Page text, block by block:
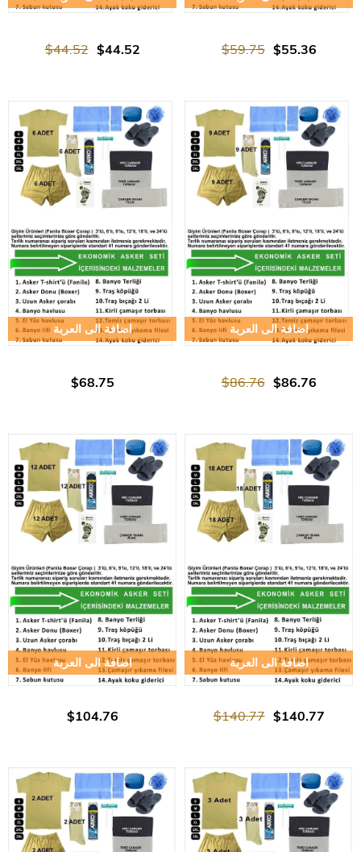
$44.52
$44.52 $55.36
$59.75
اضافة الى العربة
$68.75
اضافة الى العربة
$86.76
$86.76
اضافة الى العربة
$104.76
اضافة الى العربة
$140.77
$140.77